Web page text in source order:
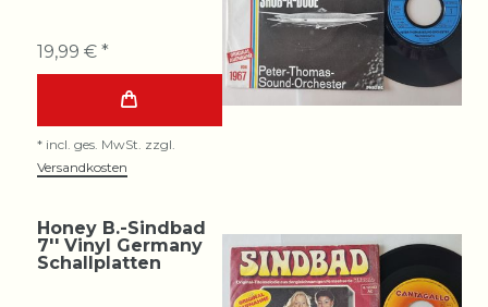
19,99 € *
* incl. ges. MwSt. zzgl.
Versandkosten
Honey B.-Sindbad
7'' Vinyl Germany
Schallplatten